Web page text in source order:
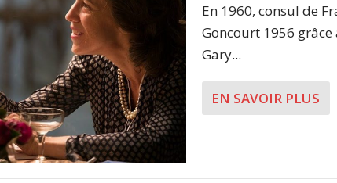
En 1960, consul de
Goncourt 1956 grâce
Gary...
EN SAVOIR PLUS